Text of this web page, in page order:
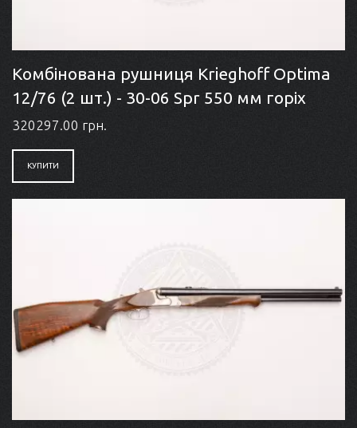
Комбінована рушниця Krieghoff Optima
12/76 (2 шт.) - 30-06 Spr 550 мм горіх
320297.00 грн.
КУПИТИ